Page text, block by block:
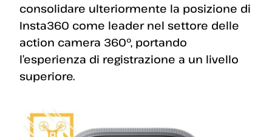
consolidare ulteriormente la posizione di
Insta360 come leader nel settore delle
action camera 360º, portando
l’esperienza di registrazione a un livello
superiore.